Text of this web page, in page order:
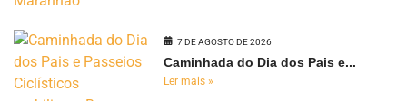
7 DE AGOSTO DE 2026
Caminhada do Dia dos Pais e...
Ler mais »